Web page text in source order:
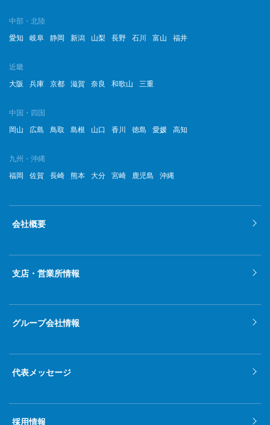
2022年8月
2022年6月
2022年5月
2022年4月
2022年3月
2022年1月
中部・北陸
愛知
岐阜 静岡 新潟 山梨 長野 石川 富山 福井
近畿
大阪
兵庫 京都 滋賀 奈良 和歌山 三重
中国・四国
岡山
広島 鳥取 島根 山口 香川 徳島 愛媛 高知
九州・沖縄
福岡
佐賀 長崎 熊本 大分 宮崎 鹿児島 沖縄
会社概要
支店・営業所情報
グループ会社情報
代表メッセージ
採用情報